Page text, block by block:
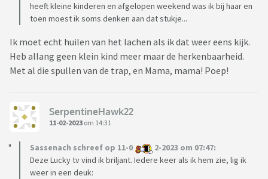
heeft kleine kinderen en afgelopen weekend was ik bij haar en
toen moest ik soms denken aan dat stukje...
Ik moet echt huilen van het lachen als ik dat weer eens kijk.
Heb allang geen klein kind meer maar de herkenbaarheid.
Met al die spullen van de trap, en Mama, mama! Poep!
SerpentineHawk22
11-02-2023 om 14:31
Sassenach schreef op 11-0
2-2023 om 07:47:
Deze Lucky tv vind ik briljant. Iedere keer als ik hem zie, lig ik
weer in een deuk: